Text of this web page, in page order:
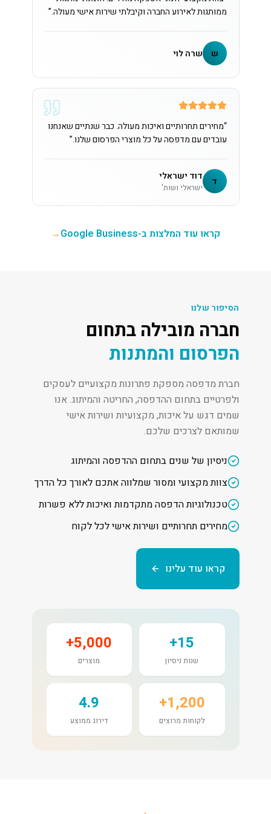
ממותגות לאירוע החברה וקיבלתי שירות אישי מעולה.”
ש שרה לוי
“מחירים תחרותיים ואיכות מעולה. כבר שנתיים שאנחנו
עובדים עם מדפסה על כל מוצרי הפרסום שלנו.”
ד דוד ישראלי
ישראלי ושות'
קראו עוד המלצות ב-Google Business →
הסיפור שלנו
חברה מובילה בתחום
הפרסום והמתנות
חברת מדפסה מספקת פתרונות מקצועיים לעסקים
ולפרטיים בתחום ההדפסה, החריטה והמיתוג. אנו
שמים דגש על איכות, מקצועיות ושירות אישי
שמותאם לצרכים שלכם.
ניסיון של שנים בתחום ההדפסה והמיתוג
צוות מקצועי ומסור שמלווה אתכם לאורך כל הדרך
טכנולוגיות הדפסה מתקדמות ואיכות ללא פשרות
מחירים תחרותיים ושירות אישי לכל לקוח
קראו עוד עלינו
15+
שנות ניסיון
5,000+
מוצרים
1,200+
לקוחות מרוצים
4.9
דירוג ממוצע